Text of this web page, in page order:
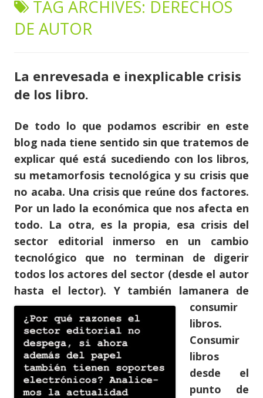
TAG ARCHIVES: DERECHOS
DE AUTOR
La enrevesada e inexplicable crisis
de los libro.
De todo lo que podamos escribir en este
blog nada tiene sentido sin que tratemos de
explicar qué está sucediendo con los libros,
su metamorfosis tecnológica y su crisis que
no acaba. Una crisis que reúne dos factores.
Por un lado la económica que nos afecta en
todo. La otra, es la propia, esa crisis del
sector editorial inmerso en un cambio
tecnológico que no terminan de digerir
todos los actores del sector (desde el autor
hasta el lector). Y también lamanera de
consumir
libros.
Consumir
libros
desde el
punto de